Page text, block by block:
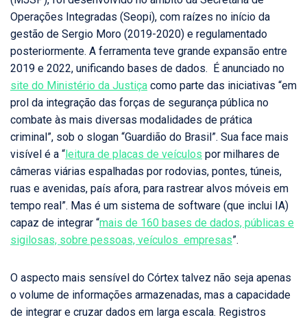
Operações Integradas (Seopi), com raízes no início da
gestão de Sergio Moro (2019-2020) e regulamentado
posteriormente. A ferramenta teve grande expansão entre
2019 e 2022, unificando bases de dados. É anunciado no
site do Ministério da Justiça como parte das iniciativas “em
prol da integração das forças de segurança pública no
combate às mais diversas modalidades de prática
criminal”, sob o slogan “Guardião do Brasil”. Sua face mais
visível é a “ leitura de placas de veículos por milhares de
câmeras viárias espalhadas por rodovias, pontes, túneis,
ruas e avenidas, país afora, para rastrear alvos móveis em
tempo real”. Mas é um sistema de software (que inclui IA)
capaz de integrar “mais de 160 bases de dados, públicas e
sigilosas, sobre pessoas, veículos empresas”.
O aspecto mais sensível do Córtex talvez não seja apenas
o volume de informações armazenadas, mas a capacidade
de integrar e cruzar dados em larga escala. Registros